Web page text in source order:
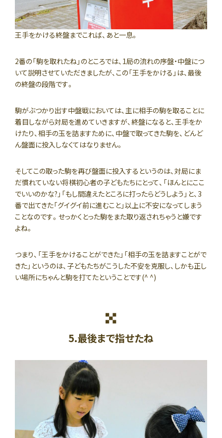
王手をかける終盤までこれば、あと一息。
2番の「駒を取れたね」のところでは、1局の流れの序盤・中盤につ
いて説明させていただきましたが、この「王手をかける」は、最後
の終盤の段階です。
駒がぶつかり出す中盤戦においては、主に相手の駒を取ることに
着目しながら対局を進めていきますが、終盤になると、王手をか
けたり、相手の玉を詰ますために、中盤で取ってきた駒を、どんど
ん盤面に投入しなくてはなりません。
そしてこの取った駒を再び盤面に投入するというのは、対局にま
だ慣れていない将棋初心者の子どもたちにとって、「ほんとにここ
でいいのかな?」「もし間違えたところに打ったらどうしよう」と、3
番で出てきた「グイグイ前に進むこと」以上に不安になってしまう
ことなのです。せっかくとった駒をまた取り返されちゃうと嫌です
よね。
つまり、「王手をかけることができた」「相手の玉を詰ますことがで
きた」というのは、子どもたちがこうした不安を克服し、しかも正し
い場所にちゃんと駒を打てたということです(^ ^)
5.最後まで指せたね